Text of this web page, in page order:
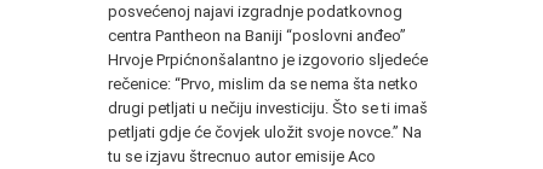
posvećenoj najavi izgradnje podatkovnog
centra Pantheon na Baniji “poslovni anđeo”
Hrvoje Prpićnonšalantno je izgovorio sljedeće
rečenice: “Prvo, mislim da se nema šta netko
drugi petljati u nečiju investiciju. Što se ti imaš
petljati gdje će čovjek uložit svoje novce.” Na
tu se izjavu štrecnuo autor emisije Aco